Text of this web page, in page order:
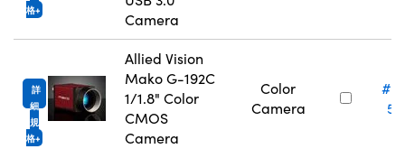
格
Camera
詳
細
規
格
Allied Vision
Mako G-192C
1/1.8" Color
CMOS
Camera
Color
Camera